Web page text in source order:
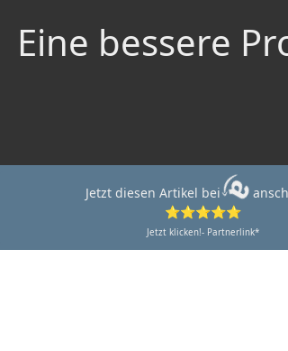
Eine bessere
Jetzt diesen Artikel bei
⭐⭐⭐⭐⭐
Jetzt klicken!- Partnerlink*